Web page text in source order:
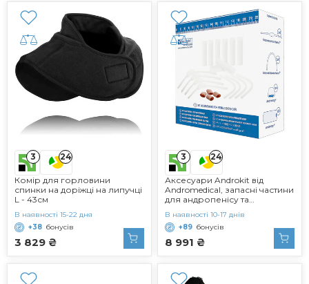
3 24
Комір для горловини
спинки на доріжці на липучці
L - 43см
3 829 ₴
В наявності 15-22 дня
+38 бонусів
3 24
Аксесуари Androkit від
Andromedical, запасні частини
для андропенісу та
8 991 ₴
В наявності 10-17 днів
+89 бонусів